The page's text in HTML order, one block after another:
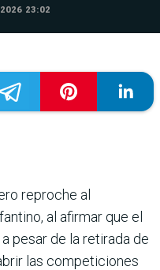
23:02
reproche al
al afirmar que el
pesar de la retirada de
las competiciones